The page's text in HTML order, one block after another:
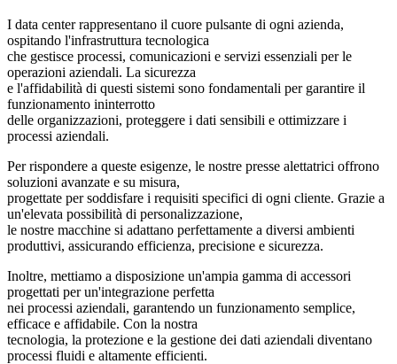
I data center rappresentano il cuore pulsante di ogni azienda,
ospitando l'infrastruttura tecnologica
che gestisce processi, comunicazioni e servizi essenziali per le
operazioni aziendali. La sicurezza
e l'affidabilità di questi sistemi sono fondamentali per garantire il
funzionamento ininterrotto
delle organizzazioni, proteggere i dati sensibili e ottimizzare i
processi aziendali.
Per rispondere a queste esigenze, le nostre presse alettatrici offrono
soluzioni avanzate e su misura,
progettate per soddisfare i requisiti specifici di ogni cliente. Grazie a
un'elevata possibilità di personalizzazione,
le nostre macchine si adattano perfettamente a diversi ambienti
produttivi, assicurando efficienza, precisione e sicurezza.
Inoltre, mettiamo a disposizione un'ampia gamma di accessori
progettati per un'integrazione perfetta
nei processi aziendali, garantendo un funzionamento semplice,
efficace e affidabile. Con la nostra
tecnologia, la protezione e la gestione dei dati aziendali diventano
processi fluidi e altamente efficienti.